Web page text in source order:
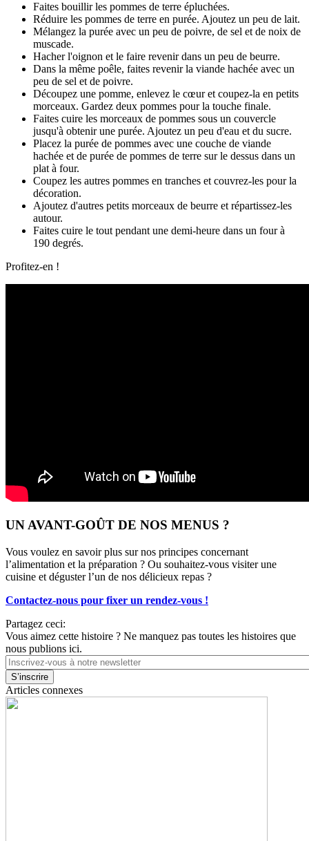
Faites bouillir les pommes de terre épluchées.
Réduire les pommes de terre en purée. Ajoutez un peu de lait.
Mélangez la purée avec un peu de poivre, de sel et de noix de
muscade.
Hacher l'oignon et le faire revenir dans un peu de beurre.
Dans la même poêle, faites revenir la viande hachée avec un
peu de sel et de poivre.
Découpez une pomme, enlevez le cœur et coupez-la en petits
morceaux. Gardez deux pommes pour la touche finale.
Faites cuire les morceaux de pommes sous un couvercle
jusqu'à obtenir une purée. Ajoutez un peu d'eau et du sucre.
Placez la purée de pommes avec une couche de viande
hachée et de purée de pommes de terre sur le dessus dans un
plat à four.
Coupez les autres pommes en tranches et couvrez-les pour la
décoration.
Ajoutez d'autres petits morceaux de beurre et répartissez-les
autour.
Faites cuire le tout pendant une demi-heure dans un four à
190 degrés.
Profitez-en !
UN AVANT-GOÛT DE NOS MENUS ?
Vous voulez en savoir plus sur nos principes concernant
l’alimentation et la préparation ? Ou souhaitez-vous visiter une
cuisine et déguster l’un de nos délicieux repas ?
Contactez-nous pour fixer un rendez-vous !
Partagez ceci:
Vous aimez cette histoire ? Ne manquez pas toutes les histoires que
nous publions ici.
Email
Articles connexes